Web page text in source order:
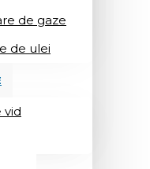
de gaze
de ulei
vid